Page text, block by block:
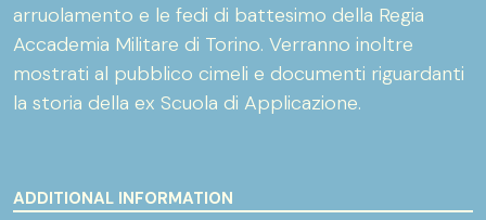
arruolamento e le fedi di battesimo della Regia
Accademia Militare di Torino. Verranno inoltre
mostrati al pubblico cimeli e documenti riguardanti
la storia della ex Scuola di Applicazione.
ADDITIONAL INFORMATION